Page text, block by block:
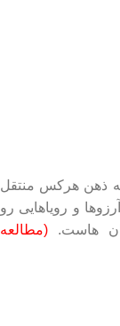
ذهن هرکس منتقل
و رویاهایی رو
(مطالعه